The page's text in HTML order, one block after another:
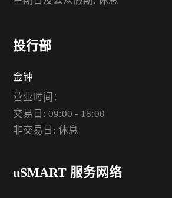
投行部
金钟
营业时间：
交易日: 09:00 - 18:00
非交易日: 休息
uSMART 服务网络